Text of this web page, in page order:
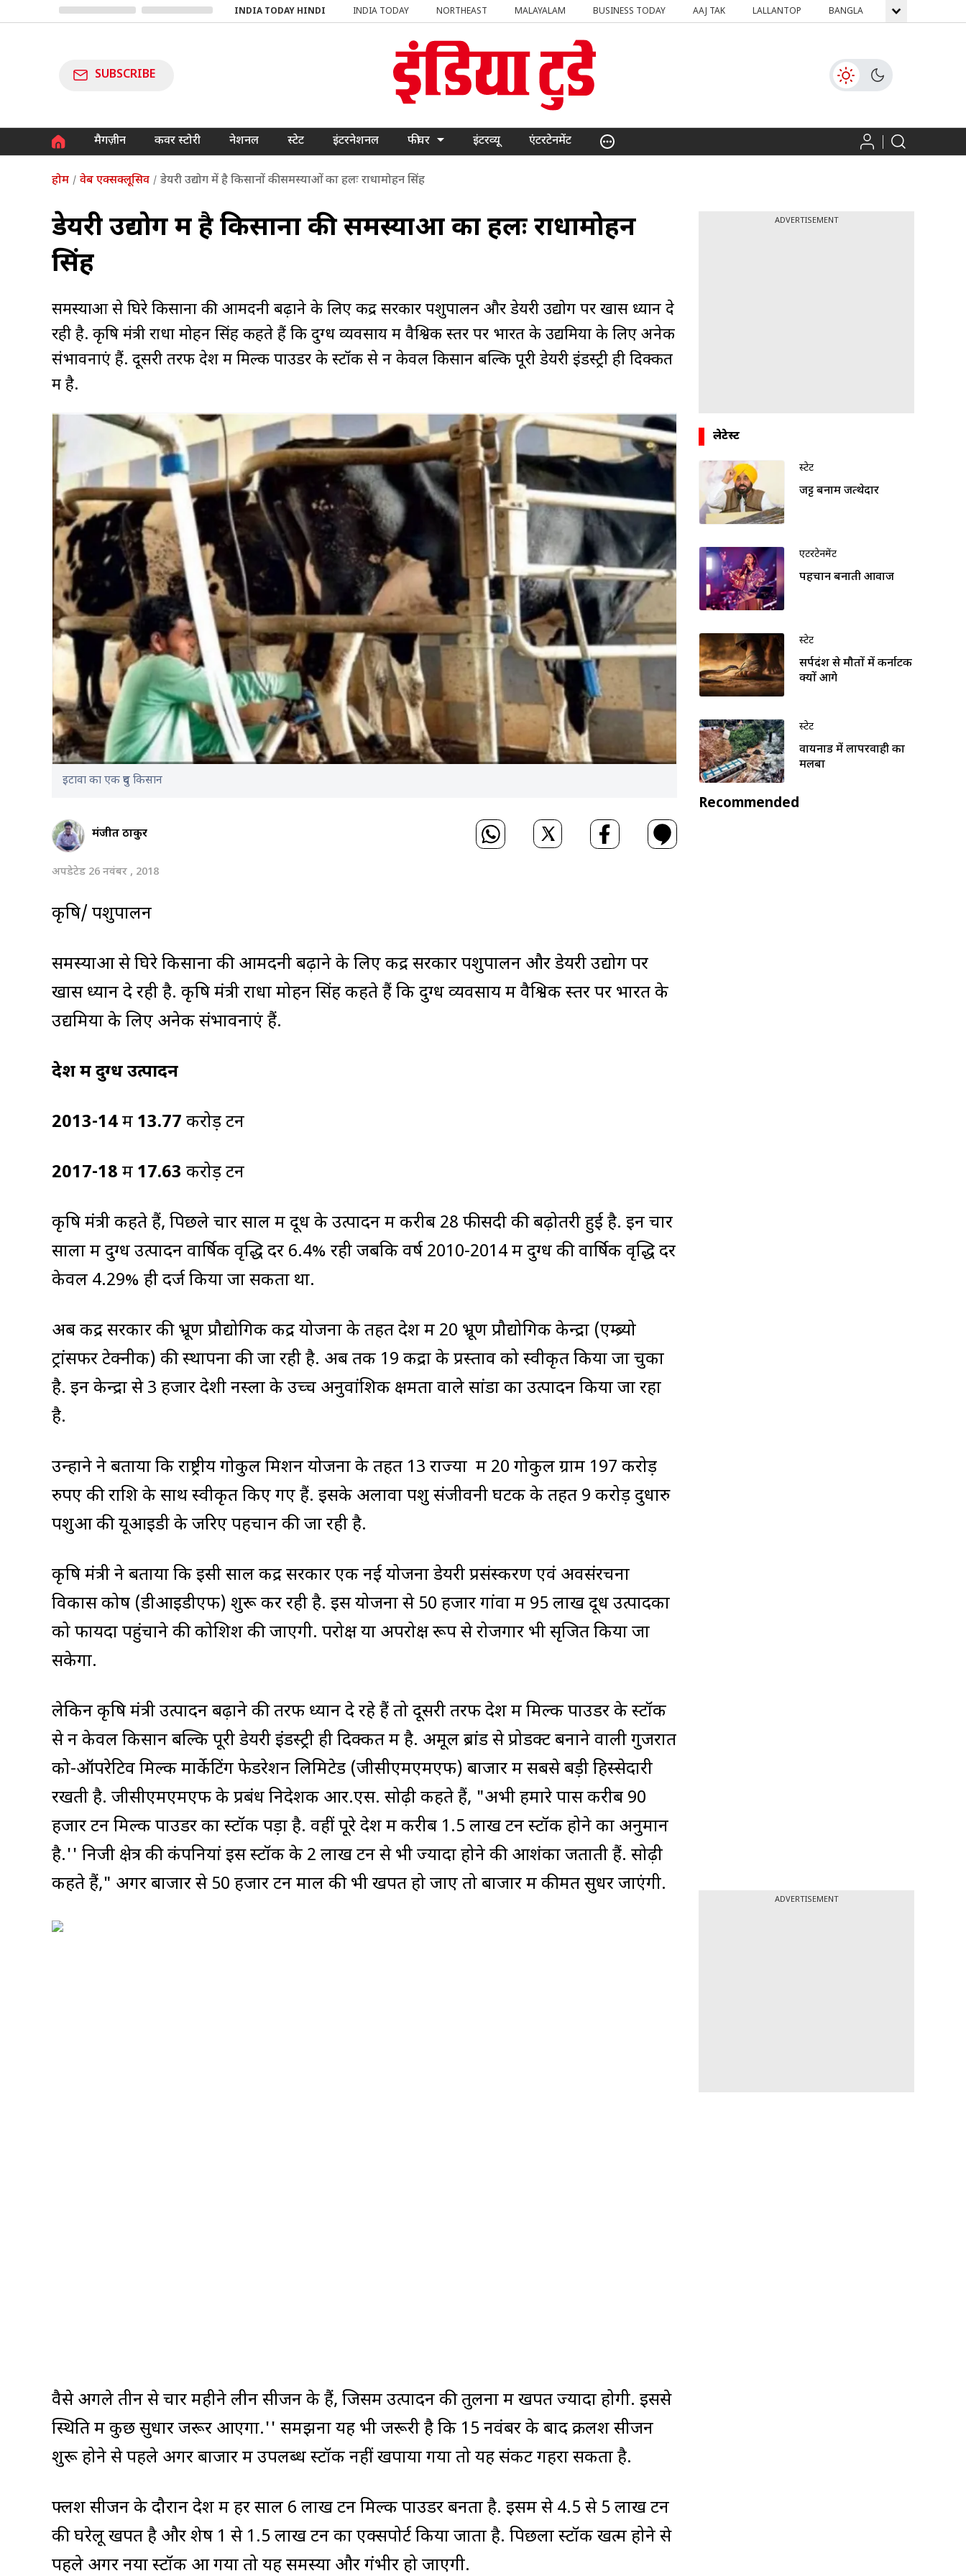
INDIA TODAY HINDI INDIA TODAY NORTHEAST MALAYALAM BUSINESS TODAY AAJ TAK LALLANTOP BANGLA GNTTV
SUBSCRIBE
मैगज़ीन कवर स्टोरी नेशनल स्टेट इंटरनेशनल फीचर इंटरव्यू एंटरटेनमेंट
होम वेब एक्सक्लूसिव डेयरी उद्योग में है किसानों की समस्याओं का हलः राधामोहन सिंह
डेयरी उद्योग में है किसानों की समस्याओं का हलः राधामोहन
सिंह
समस्याओं से घिरे किसानों की आमदनी बढ़ाने के लिए केंद्र सरकार पशुपालन और डेयरी उद्योग पर खास ध्यान दे
रही है. कृषि मंत्री राधा मोहन सिंह कहते हैं कि दुग्ध व्यवसाय में वैश्विक स्तर पर भारत के उद्यमियों के लिए अनेक
संभावनाएं हैं. दूसरी तरफ देश में मिल्क पाउडर के स्टॉक से न केवल किसान बल्कि पूरी डेयरी इंडस्ट्री ही दिक्कत
में है.
इटावा का एक दुध किसान
मंजीत ठाकुर
अपडेटेड 26 नवंबर , 2018
कृषि/ पशुपालन
समस्याओं से घिरे किसानों की आमदनी बढ़ाने के लिए केंद्र सरकार पशुपालन और डेयरी उद्योग पर
खास ध्यान दे रही है. कृषि मंत्री राधा मोहन सिंह कहते हैं कि दुग्ध व्यवसाय में वैश्विक स्तर पर भारत के
उद्यमियों के लिए अनेक संभावनाएं हैं.
देश में दुग्ध उत्पादन
2013-14में 13.77 करोड़ टन
2017-18 में 17.63 करोड़ टन
कृषि मंत्री कहते हैं, पिछले चार साल में दूध के उत्पादन में करीब 28 फीसदी की बढ़ोतरी हुई है. इन चार
सालों में दुग्ध उत्पादन वार्षिक वृद्धि दर 6.4% रही जबकि वर्ष 2010-2014 में दुग्ध की वार्षिक वृद्धि दर
केवल 4.29% ही दर्ज किया जा सकता था.
अब केंद्र सरकार की भ्रूण प्रौद्योगिक केंद्र योजना के तहत देश में 20 भ्रूण प्रौद्योगिक केन्द्रों (एम्ब्र्यो
ट्रांसफर टेक्नीक) की स्थापना की जा रही है. अब तक 19 केंद्रों के प्रस्ताव को स्वीकृत किया जा चुका
है. इन केन्द्रों से 3 हजार देशी नस्लों के उच्च अनुवांशिक क्षमता वाले सांडों का उत्पादन किया जा रहा
है.
उन्होंने ने बताया कि राष्ट्रीय गोकुल मिशन योजना के तहत 13 राज्यों में 20 गोकुल ग्राम 197 करोड़
रुपए की राशि के साथ स्वीकृत किए गए हैं. इसके अलावा पशु संजीवनी घटक के तहत 9 करोड़ दुधारु
पशुओं की यूआइडी के जरिए पहचान की जा रही है.
कृषि मंत्री ने बताया कि इसी साल केंद्र सरकार एक नई योजना डेयरी प्रसंस्करण एवं अवसंरचना
विकास कोष (डीआइडीएफ) शुरू कर रही है. इस योजना से 50 हजार गांवों में 95 लाख दूध उत्पादकों
को फायदा पहुंचाने की कोशिश की जाएगी. परोक्ष या अपरोक्ष रूप से रोजगार भी सृजित किया जा
सकेगा.
लेकिन कृषि मंत्री उत्पादन बढ़ाने की तरफ ध्यान दे रहे हैं तो दूसरी तरफ देश में मिल्क पाउडर के स्टॉक
से न केवल किसान बल्कि पूरी डेयरी इंडस्ट्री ही दिक्कत में है. अमूल ब्रांड से प्रोडक्ट बनाने वाली गुजरात
को-ऑपरेटिव मिल्क मार्केटिंग फेडरेशन लिमिटेड (जीसीएमएमएफ) बाजार में सबसे बड़ी हिस्सेदारी
रखती है. जीसीएमएमएफ के प्रबंध निदेशक आर.एस. सोढ़ी कहते हैं, "अभी हमारे पास करीब 90
हजार टन मिल्क पाउडर का स्टॉक पड़ा है. वहीं पूरे देश में करीब 1.5 लाख टन स्टॉक होने का अनुमान
है.'' निजी क्षेत्र की कंपनियां इस स्टॉक के 2 लाख टन से भी ज्यादा होने की आशंका जताती हैं. सोढ़ी
कहते हैं," अगर बाजार से 50 हजार टन माल की भी खपत हो जाए तो बाजार में कीमतें सुधर जाएंगी.
वैसे अगले तीन से चार महीने लीन सीजन के हैं, जिसमें उत्पादन की तुलना में खपत ज्यादा होगी. इससे
स्थिति में कुछ सुधार जरूर आएगा.'' समझना यह भी जरूरी है कि 15 नवंबर के बाद क्रलश सीजन
शुरू होने से पहले अगर बाजार में उपलब्ध स्टॉक नहीं खपाया गया तो यह संकट गहरा सकता है.
फ्लश सीजन के दौरान देश में हर साल 6 लाख टन मिल्क पाउडर बनता है. इसमें से 4.5 से 5 लाख टन
की घरेलू खपत है और शेष 1 से 1.5 लाख टन का एक्सपोर्ट किया जाता है. पिछला स्टॉक खत्म होने से
पहले अगर नया स्टॉक आ गया तो यह समस्या और गंभीर हो जाएगी.
ADVERTISEMENT
लेटेस्ट
स्टेट
जट्ट बनाम जत्थेदार
एंटरटेनमेंट
पहचान बनाती आवाज
स्टेट
सर्पदंश से मौतों में कर्नाटक
क्यों आगे
स्टेट
वायनाड में लापरवाही का
मलबा
Recommended
ADVERTISEMENT